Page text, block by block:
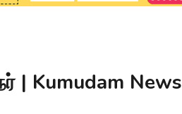
| Kumudam News